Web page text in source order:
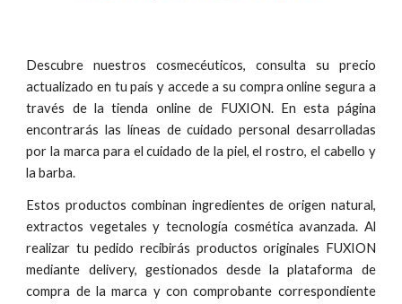
Descubrenuestros cosmecéuticos, consulta su precio
actualizado en tu país y accede a su compra online segura a
través de la tienda online de FUXION. En esta página
encontrarás las líneas de cuidado personal desarrolladas
porla marca para el cuidado de la piel, el rostro, el cabello y
la barba.
Estos productos combinan ingredientes de origen natural,
extractos vegetales y tecnología cosmética avanzada. Al
realizar tu pedido recibirás productos originales FUXION
mediante delivery, gestionados desde la plataforma de
compra de la marca y con comprobante correspondiente